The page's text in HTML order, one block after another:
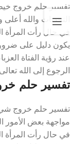
تفسير حلم خروج
التحديات والله أعلى
في حال رأت
يكون دليل على
عند رؤية الفتاة
الرجوع إلى الله
تفسير حلم
تفسير حلم خروج شي
مواجهة بعض الأمور
في حال رأت المرأة